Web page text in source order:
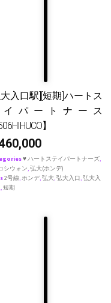
入口駅][短期]ハートス
イパートナース
】
♥ ハートステイパートナーズ,
シウォン,弘大(ホンデ)
2号線,ホンデ,弘大,弘大入口,弘大入
,短期